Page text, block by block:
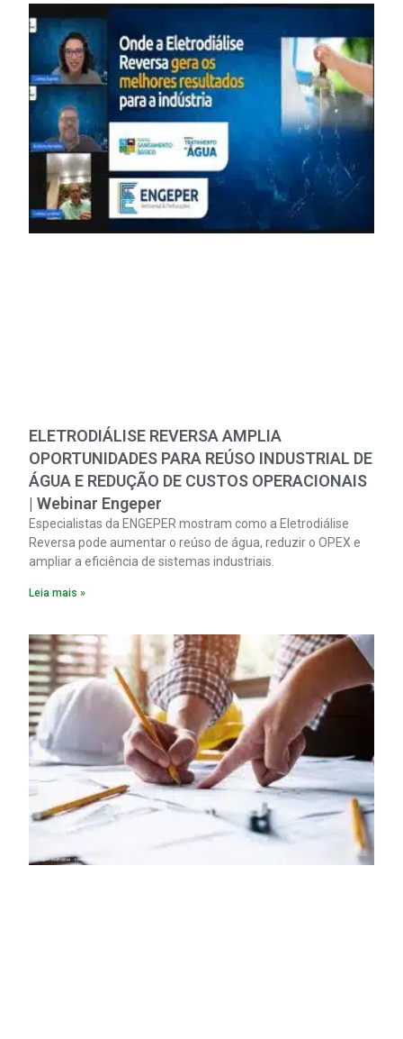
ELETRODIÁLISE REVERSA AMPLIA
OPORTUNIDADES PARA REÚSO INDUSTRIAL DE
ÁGUA E REDUÇÃO DE CUSTOS OPERACIONAIS
| Webinar Engeper
Especialistas da ENGEPER mostram como a Eletrodiálise
Reversa pode aumentar o reúso de água, reduzir o OPEX e
ampliar a eficiência de sistemas industriais.
Leia mais »